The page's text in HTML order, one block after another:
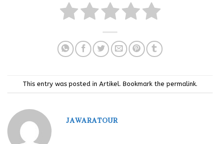
This entry was posted in Artikel. Bookmark the permalink.
JAWARATOUR